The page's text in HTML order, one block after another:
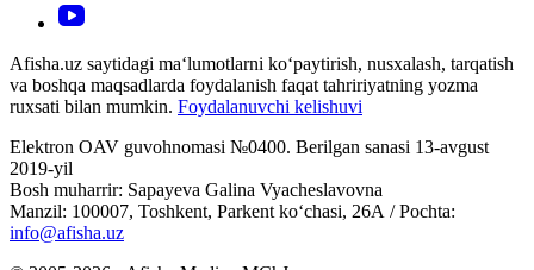
Afisha.uz saytidagi ma‘lumotlarni ko‘paytirish, nusxalash, tarqatish
va boshqa maqsadlarda foydalanish faqat tahririyatning yozma
ruxsati bilan mumkin. Foydalanuvchi kelishuvi
Elektron OAV guvohnomasi №0400. Berilgan sanasi 13-avgust
2019-yil
Bosh muharrir: Sapayeva Galina Vyacheslavovna
Manzil: 100007, Toshkent, Parkent ko‘chasi, 26А / Pochta:
info@afisha.uz